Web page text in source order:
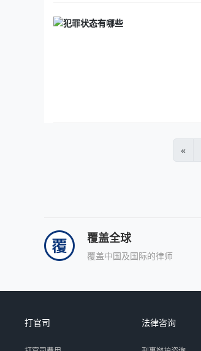
«
覆盖全球
覆盖中国及国际的律师
打官司 法律咨询